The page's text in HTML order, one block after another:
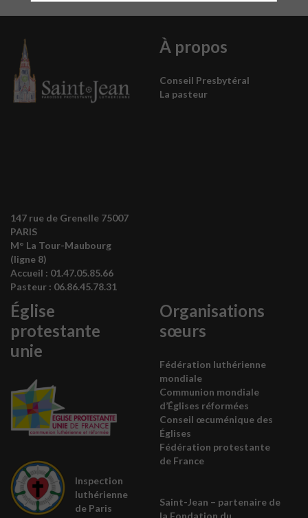
147 rue de Grenelle 75007
PARIS
M° La Tour-Maubourg
(ligne 8)
Accueil : 01.47.05.85.66
Pasteur : 06.86.45.78.31
À propos
Conseil Presbytéral
La pasteur
Église
protestante
unie
Inspection
luthérienne
de Paris
Organisations
sœurs
Fédération luthérienne
mondiale
Communion mondiale
d’Églises réformées
Conseil œcuménique des
Églises
Fédération protestante
de France
Saint-Jean – partenaire de
la Fondation du